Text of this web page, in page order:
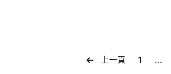
上一頁 1 ...